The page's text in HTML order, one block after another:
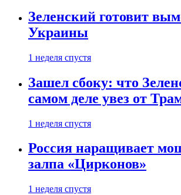
Зеленский готовит
Украины
1 неделя спустя
Зашел сбоку: что
самом деле увез от
1 неделя спустя
Россия наращивает
залпа «Цирконов»
1 неделя спустя